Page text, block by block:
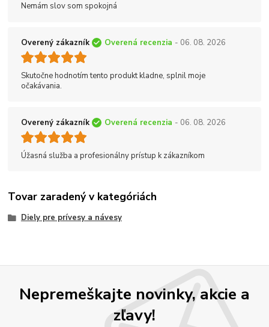
Nemám slov som spokojná
Overený zákazník Overená recenzia - 06. 08. 2026
Skutočne hodnotím tento produkt kladne, splnil moje
očakávania.
Overený zákazník Overená recenzia - 06. 08. 2026
Úžasná služba a profesionálny prístup k zákazníkom
Tovar zaradený v kategóriách
Diely pre prívesy a návesy
Nepremeškajte novinky, akcie a
zľavy!